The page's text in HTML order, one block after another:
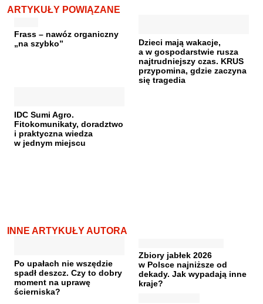
ARTYKUŁY POWIĄZANE
Frass – nawóz organiczny
„na szybko”
Dzieci mają wakacje,
a w gospodarstwie rusza
najtrudniejszy czas. KRUS
przypomina, gdzie zaczyna
się tragedia
IDC Sumi Agro.
Fitokomunikaty, doradztwo
i praktyczna wiedza
w jednym miejscu
INNE ARTYKUŁY AUTORA
Po upałach nie wszędzie
spadł deszcz. Czy to dobry
moment na uprawę
ścierniska?
Zbiory jabłek 2026
w Polsce najniższe od
dekady. Jak wypadają inne
kraje?